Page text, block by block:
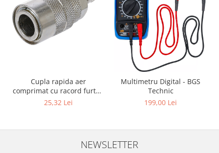
Cupla rapida aer
comprimat cu racord furtun
8 mm (5/16") | SUA / Franta
25,32 Lei
Multimetru Digital - BGS
Technic
199,00 Lei
NEWSLETTER